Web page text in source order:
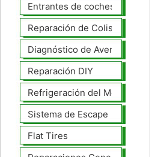
Entrantes de coches
Reparación de Colisiones
Diagnóstico de Averías
Reparación DIY
Refrigeración del Motor
Sistema de Escape
Flat Tires